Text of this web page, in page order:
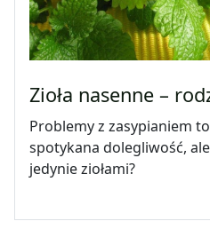
Zioła nasenne –
Problemy z zasypianiem
spotykana dolegliwość,
jedynie ziołami?